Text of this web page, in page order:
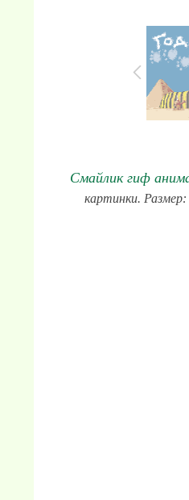
Смайлик гиф
картинки.